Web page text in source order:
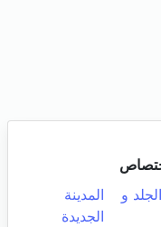
و
المدينة
الجديدة